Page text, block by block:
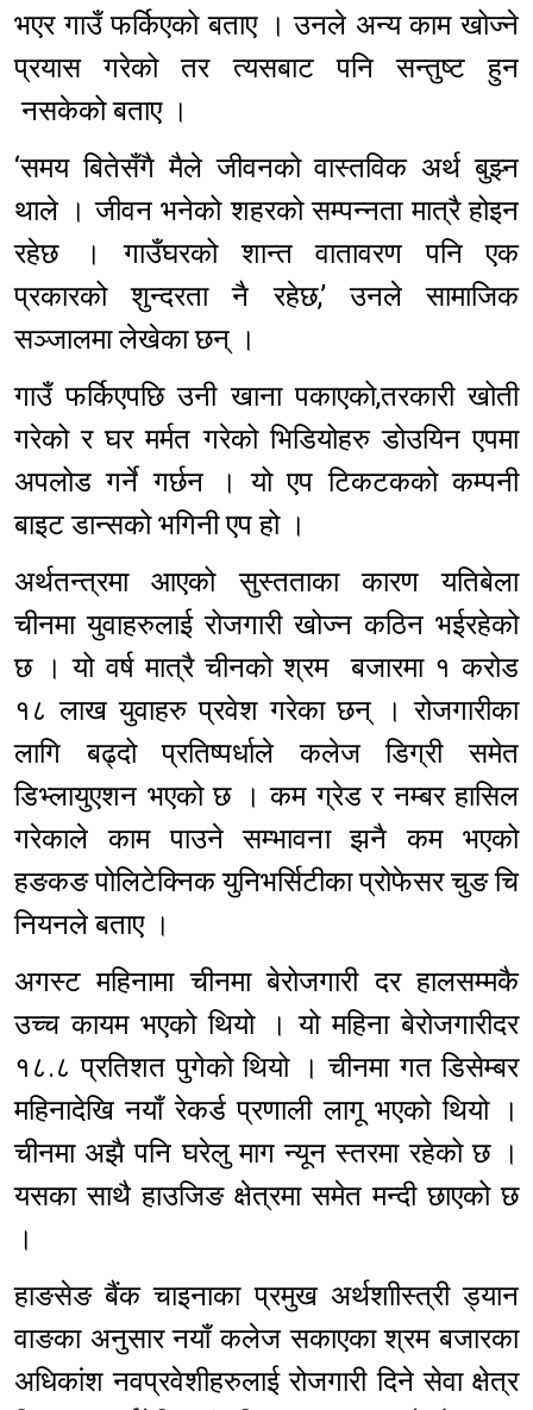
भएर गाउँ फर्किएको बताए । उनले अन्य काम खोज्ने
प्रयास गरेको तर त्यसबाट पनि सन्तुष्ट हुन
नसकेको बताए ।
‘समय बितेसँगै मैले जीवनको वास्तविक अर्थ बुझ्न
थाले । जीवन भनेको शहरको सम्पन्नता मात्रै होइन
रहेछ । गाउँघरको शान्त वातावरण पनि एक
प्रकारको शुन्दरता नै रहेछ,’ उनले सामाजिक
सञ्जालमा लेखेका छन् ।
गाउँ फर्किएपछि उनी खाना पकाएको,तरकारी खोती
गरेको र घर मर्मत गरेको भिडियोहरु डोउयिन एपमा
अपलोड गर्ने गर्छन । यो एप टिकटकको कम्पनी
बाइट डान्सको भगिनी एप हो ।
अर्थतन्त्रमा आएको सुस्तताका कारण यतिबेला
चीनमा युवाहरुलाई रोजगारी खोज्न कठिन भईरहेको
छ । यो वर्ष मात्रै चीनको श्रम बजारमा १ करोड
१८ लाख युवाहरु प्रवेश गरेका छन् । रोजगारीका
लागि बढ्दो प्रतिष्पर्धाले कलेज डिग्री समेत
डिभ्लायुएशन भएको छ । कम ग्रेड र नम्बर हासिल
गरेकाले काम पाउने सम्भावना झनै कम भएको
हङकङ पोलिटेक्निक युनिभर्सिटीका प्रोफेसर चुङ चि
नियनले बताए ।
अगस्ट महिनामा चीनमा बेरोजगारी दर हालसम्मकै
उच्च कायम भएको थियो । यो महिना बेरोजगारीदर
१८.८ प्रतिशत पुगेको थियो । चीनमा गत डिसेम्बर
महिनादेखि नयाँ रेकर्ड प्रणाली लागू भएको थियो ।
चीनमा अझै पनि घरेलु माग न्यून स्तरमा रहेको छ ।
यसका साथै हाउजिङ क्षेत्रमा समेत मन्दी छाएको छ
।
हाङसेङ बैंक चाइनाका प्रमुख अर्थशाीस्त्री ड्यान
वाङका अनुसार नयाँ कलेज सकाएका श्रम बजारका
अधिकांश नवप्रवेशीहरुलाई रोजगारी दिने सेवा क्षेत्र